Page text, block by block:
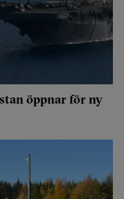
öppnar för ny